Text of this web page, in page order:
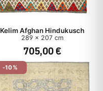
Kelim Afghan Hindukusch
289 x 207 cm
705,00 €
-10%